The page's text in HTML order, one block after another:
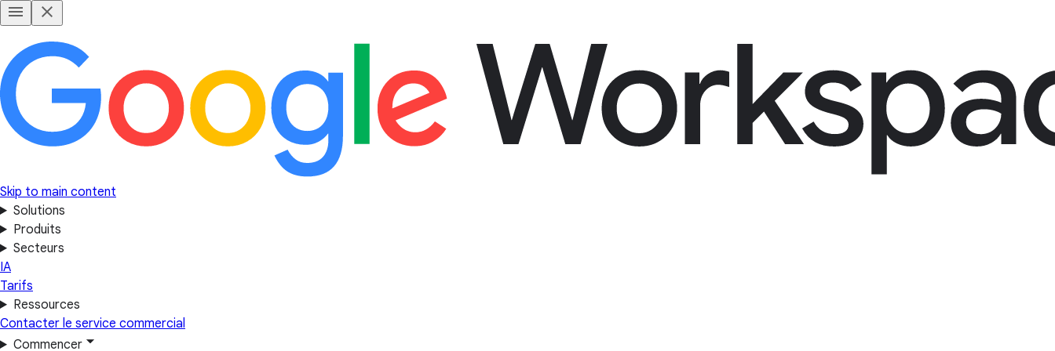
Skip to main content
Solutions
Produits
Secteurs
IA
Tarifs
Ressources
Contacter le service commercial
Commencer